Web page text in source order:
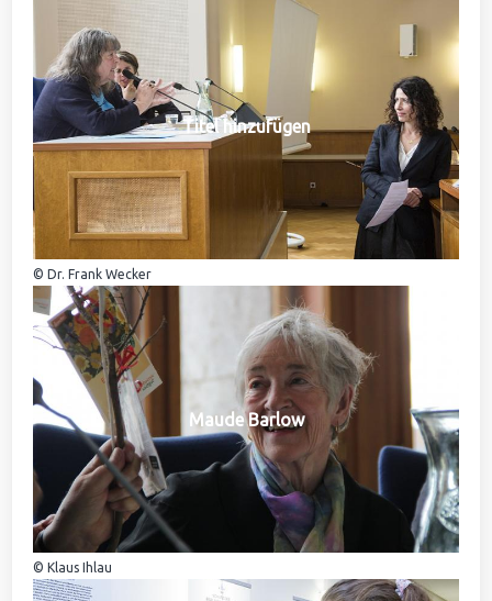
Titel hinzufügen
© Dr. Frank Wecker
Maude Barlow
© Klaus Ihlau